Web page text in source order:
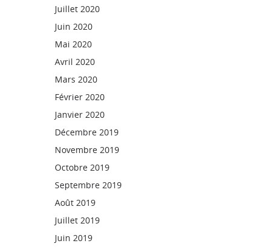
Juillet 2020
Juin 2020
Mai 2020
Avril 2020
Mars 2020
Février 2020
Janvier 2020
Décembre 2019
Novembre 2019
Octobre 2019
Septembre 2019
Août 2019
Juillet 2019
Juin 2019